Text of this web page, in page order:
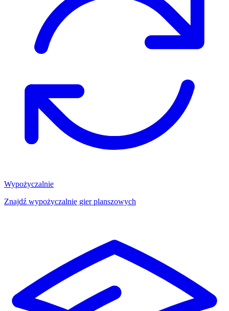
Wypożyczalnie
Znajdź wypożyczalnię gier planszowych